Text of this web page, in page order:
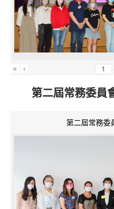
« ‹
第二屆常務委
第二屆常務委